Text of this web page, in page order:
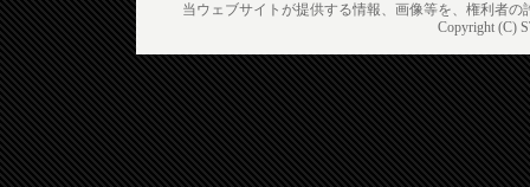
当ウェブサイトが提供する情報、画像等を、権利者
Copyright (C)